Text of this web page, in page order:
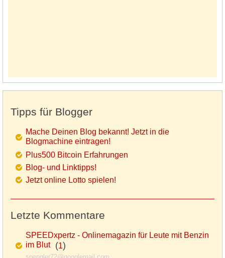
Tipps für Blogger
Mache Deinen Blog bekannt! Jetzt in die
Blogmachine eintragen!
Plus500 Bitcoin Erfahrungen
Blog- und Linktipps!
Jetzt online Lotto spielen!
Letzte Kommentare
SPEEDxpertz - Onlinemagazin für Leute mit Benzin
im Blut(1)